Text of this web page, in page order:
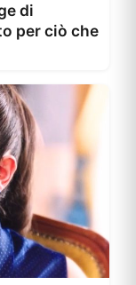
di
per ciò che